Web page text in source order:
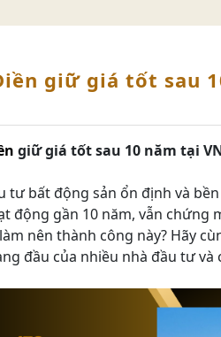
giữ giá tốt sau
giữ giá tốt sau 10 năm tại
bất động sản ổn định và
động gần 10 năm, vẫn
nên thành công này? Hãy
đầu của nhiều nhà đầu tư và